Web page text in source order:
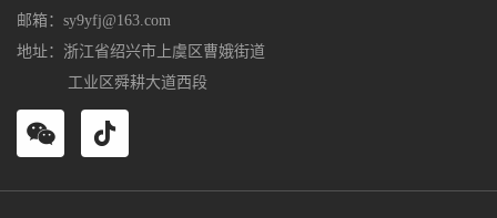
邮箱：sy9yfj@163.com
地址：浙江省绍兴市上虞区曹娥街道
工业区舜耕大道西段